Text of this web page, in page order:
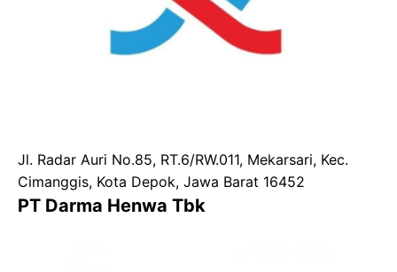
Jl. Radar Auri No.85, RT.6/RW.011, Mekarsari, Kec.
Cimanggis, Kota Depok, Jawa Barat 16452
PT Darma Henwa Tbk